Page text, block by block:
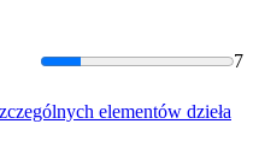
7
elementów dzieła